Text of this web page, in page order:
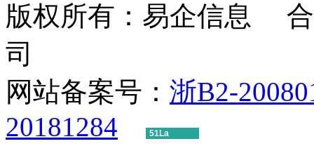
版权所有：易企信息 合
司
网站备案号： 浙B2-
20181284
51La